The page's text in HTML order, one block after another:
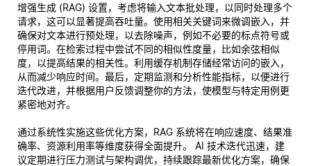
增强生成 (RAG) 设置，考虑将输入文本批处理，以同时处理多个
请求，这可以显著提高吞吐量。使用相关关键词来微调嵌入，并
确保对文本进行预处理，以去除噪声，例如不必要的标点符号或
停用词。在检索过程中尝试不同的相似性度量，比如余弦相似
度，以提高结果的相关性。利用缓存机制存储经常访问的嵌入，
从而减少响应时间。最后，定期监测和分析性能指标，以便进行
迭代改进，并根据用户反馈调整你的方法，使模型与特定用例更
紧密地对齐。
通过系统性实施这些优化方案，RAG 系统将在响应速度、结果准
确率、资源利用率等维度获得全面提升。 AI 技术迭代迅速，建
议定期进行压力测试与架构调优，持续跟踪最新优化方案，确保